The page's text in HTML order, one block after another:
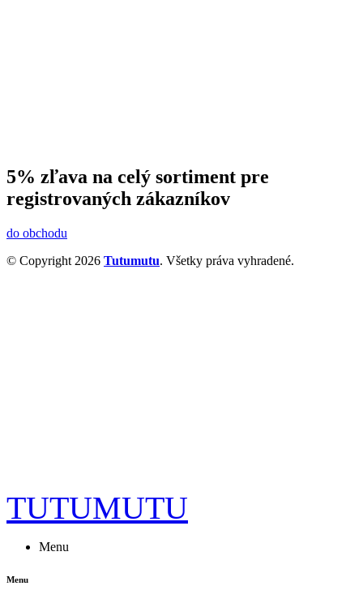
5% zľava na celý sortiment pre
registrovaných zákazníkov
do obchodu
© Copyright 2026 Tutumutu. Všetky práva vyhradené.
TUTUMUTU
Menu
Menu